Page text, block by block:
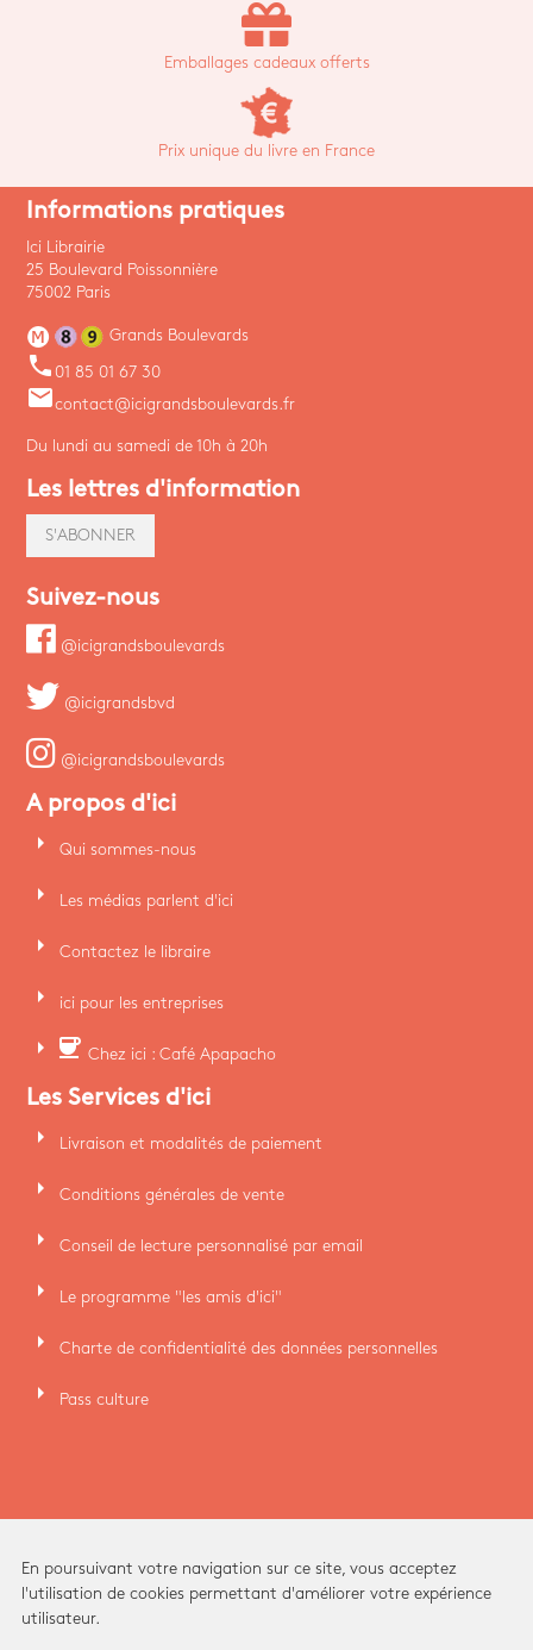
Emballages cadeaux offerts
Prix unique du livre en France
Informations pratiques
Ici Librairie
25 Boulevard Poissonnière
75002 Paris
Grands Boulevards
phone 01 85 01 67 30
emailcontact@icigrandsboulevards.fr
Du lundi au samedi de 10h à 20h
Les lettres d'information
S'ABONNER
Suivez-nous
@icigrandsboulevards
@icigrandsbvd
@icigrandsboulevards
A propos d'ici
arrow_right Qui sommes-nous
arrow_right Les médias parlent d'ici
arrow_right Contactez le libraire
arrow_right ici pour les entreprises
arrow_right coffee Chez ici : Café Apapacho
Les Services d'ici
arrow_right Livraison et modalités de paiement
arrow_right Conditions générales de vente
arrow_right Conseil de lecture personnalisé par email
arrow_right Le programme "les amis d'ici"
arrow_right Charte de confidentialité des données personnelles
arrow_right Pass culture
En poursuivant votre navigation sur ce site, vous acceptez
l'utilisation de cookies permettant d'améliorer votre expérience
utilisateur.